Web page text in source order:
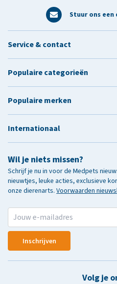
Stuur ons een
Wil je niets missen?
Schrijf je nu in voor de Medpets
nieuwtjes, leuke acties, exclusieve
onze dierenarts. Voorwaarden
Inschrijven
Volg je
Service & contact
Populaire categorieën
Populaire merken
Internationaal